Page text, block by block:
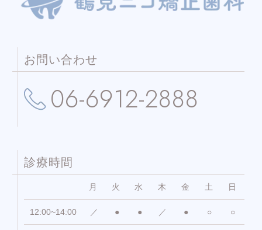
お問い合わせ
06-6912-2888
診療時間
月 火 水 木 金 土 日
12:00~14:00 ／ ● ● ／ ● ○ ○